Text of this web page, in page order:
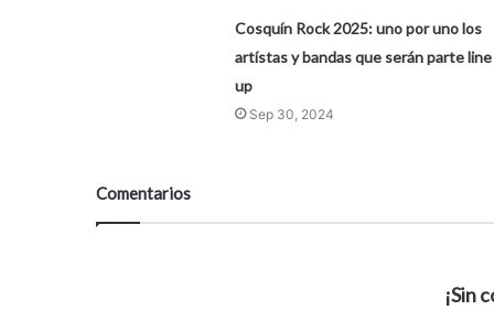
Cosquín Rock 2025: uno por uno los
artístas y bandas que serán parte line
up
Sep 30, 2024
Comentarios
¡Sin